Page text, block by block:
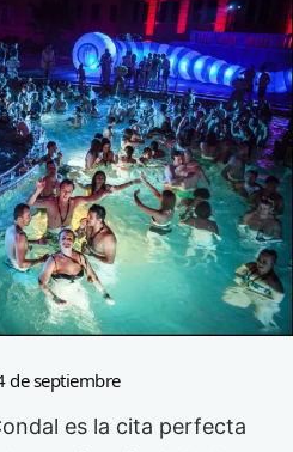
de septiembre
es la cita perfecta